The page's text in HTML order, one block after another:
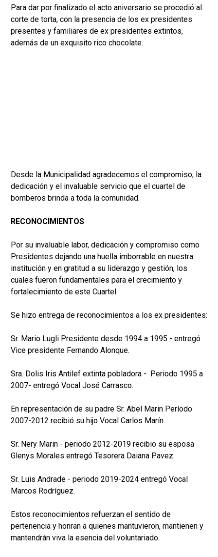
Para dar por finalizado el acto aniversario se procedió al
corte de torta, con la presencia de los ex presidentes
presentes y familiares de ex presidentes extintos,
además de un exquisito rico chocolate.
Desde la Municipalidad agradecemos el compromiso, la
dedicación y el invaluable servicio que el cuartel de
bomberos brinda a toda la comunidad.
RECONOCIMIENTOS
Por su invaluable labor, dedicación y compromiso como
Presidentes dejando una huella imborrable en nuestra
institución y en gratitud a su liderazgo y gestión, los
cuales fueron fundamentales para el crecimiento y
fortalecimiento de este Cuartel.
Se hizo entrega de reconocimientos a los ex presidentes:
Sr. Mario Lugli Presidente desde 1994 a 1995 - entregó
Vice presidente Fernando Alonque.
Sra. Dolis Iris Antilef extinta pobladora - Periodo 1995 a
2007- entregó Vocal José Carrasco.
En representación de su padre Sr. Abel Marin Período
2007-2012 recibió su hijo Vocal Carlos Marín.
Sr. Nery Marin - periodo 2012-2019 recibio su esposa
Glenys Morales entregó Tesorera Daiana Pavez
Sr. Luis Andrade - periodo 2019-2024 entregó Vocal
Marcos Rodríguez.
Estos reconocimientos refuerzan el sentido de
pertenencia y honran a quienes mantuvieron, mantienen y
mantendrán viva la esencia del voluntariado.